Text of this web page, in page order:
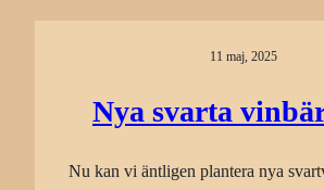
11 maj, 2025
Nya svarta
Nu kan vi äntligen plantera nya